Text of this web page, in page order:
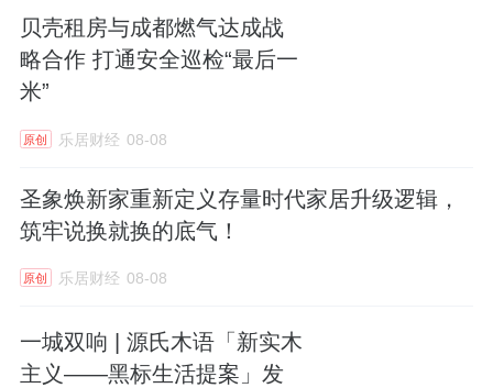
贝壳租房与成都燃气达成战
略合作 打通安全巡检“最后一
米”
原创 乐居财经 08-08
圣象焕新家重新定义存量时代家居升级逻辑，
筑牢说换就换的底气！
原创 乐居财经 08-08
一城双响 | 源氏木语「新实木
主义——黑标生活提案」发